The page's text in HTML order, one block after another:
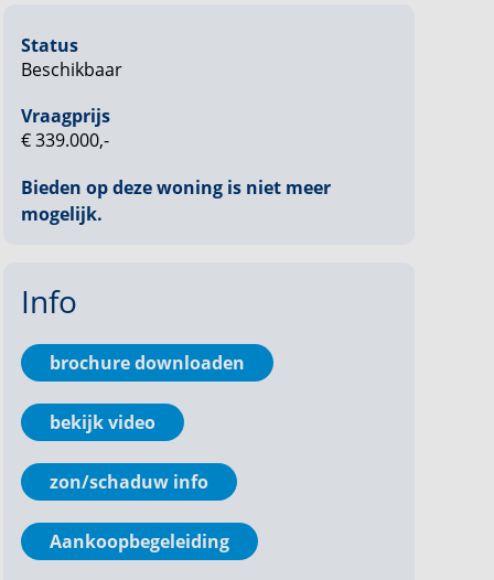
Status
Beschikbaar
Vraagprijs
€ 339.000,-
Bieden op deze woning is niet meer
mogelijk.
Info
brochure downloaden
bekijk video
zon/schaduw info
Aankoopbegeleiding